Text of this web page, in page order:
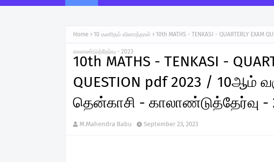
Home 10 கணிதம் வினாத்தாள் 10th MATHS - TENKASI - QUARTERLY
காலாண்டுத்தேர்வு - 2023
10th MATHS - TENKASI -
QUESTION pdf 2023 / 10ஆம்
தென்காசி - காலாண்டுத்தேர்வு -
M.Mahendra Babu September 23, 2023